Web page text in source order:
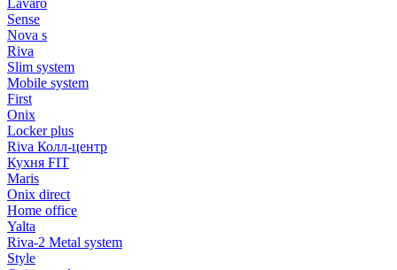
Lavaro
Sense
Nova s
Riva
Slim system
Mobile system
First
Onix
Locker plus
Riva Колл-центр
Кухня FIT
Maris
Onix direct
Home office
Yalta
Riva-2 Metal system
Style